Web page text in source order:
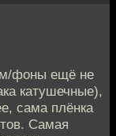
м/фоны ещё не
катушечные),
сама плёнка
Самая